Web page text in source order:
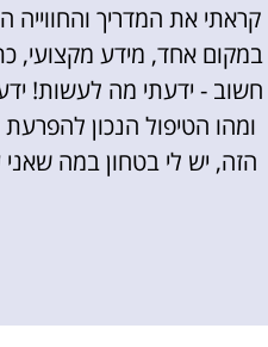
קראתי את המדריך
במקום אחד, מידע מקצועי,
חשוב - ידעתי מה לעשות!
ומהו הטיפול הנכון
הזה, יש לי בטחון במה שאני